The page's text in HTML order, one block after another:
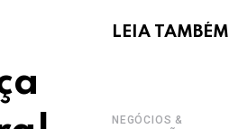
LEIA TAMBÉM
NEGÓCIOS &